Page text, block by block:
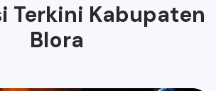
Terkini Kabupaten
Blora